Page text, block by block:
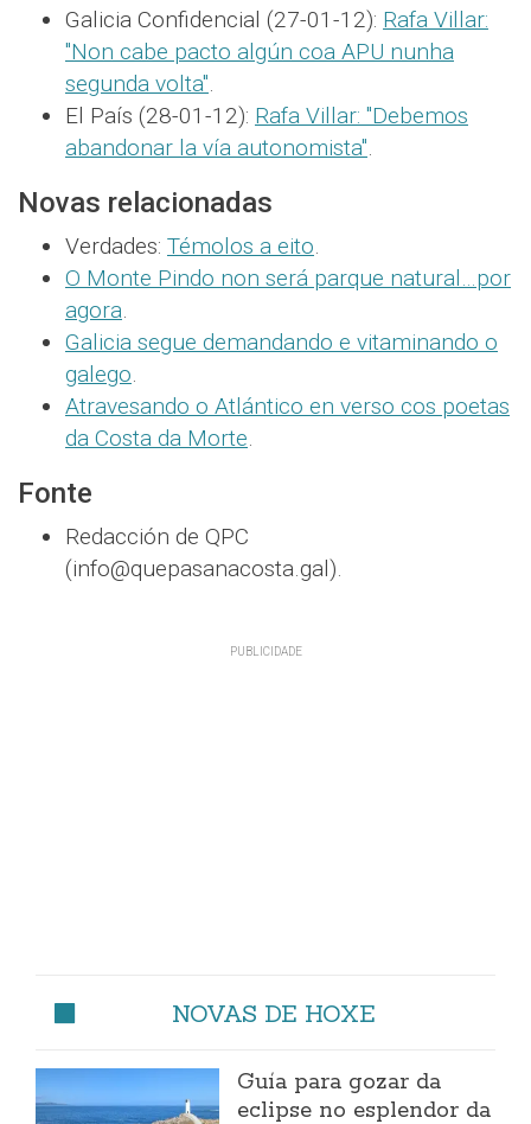
Galicia Confidencial (27-01-12): Rafa Villar:
"Non cabe pacto algún coa APU nunha
segunda volta".
El País (28-01-12): Rafa Villar: "Debemos
abandonar la vía autonomista".
Novas relacionadas
Verdades: Témolos a eito.
O Monte Pindo non será parque natural…por
agora.
Galicia segue demandando e vitaminando o
galego.
Atravesando o Atlántico en verso cos poetas
da Costa da Morte.
Fonte
Redacción de QPC
(info@quepasanacosta.gal).
NOVAS DE HOXE
Guía para gozar da
eclipse no esplendor da